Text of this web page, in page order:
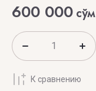
600 000 сўм
К сравнению